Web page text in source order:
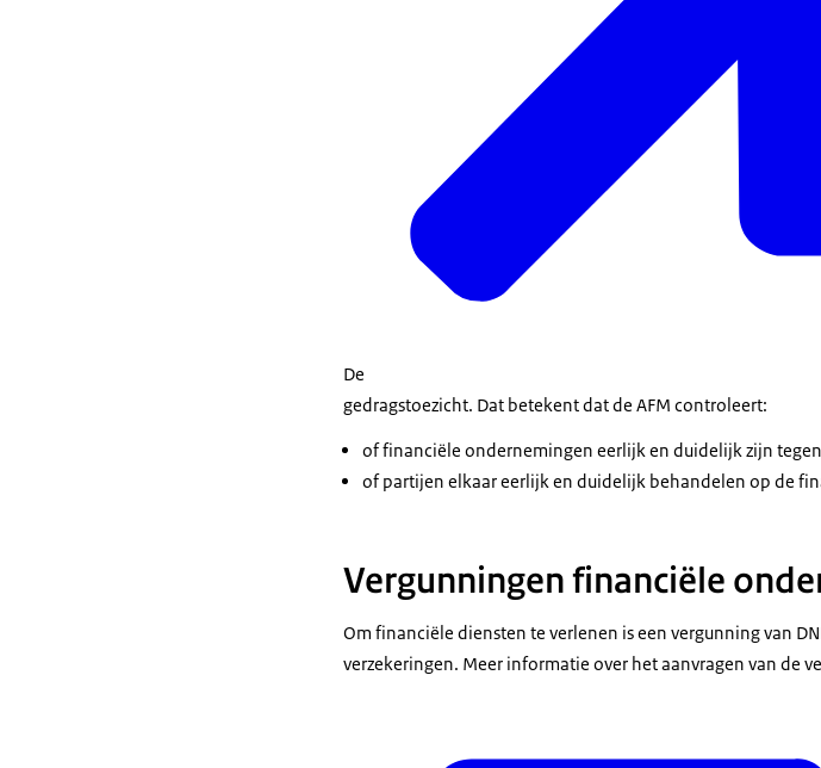
De
gedragstoezicht. Dat betekent dat de AFM controleert:
of financiële ondernemingen eerlijk en duidelijk zijn
of partijen elkaar eerlijk en duidelijk behandelen op de
Vergunningen financiële
Om financiële diensten te verlenen is een vergunning van
verzekeringen. Meer informatie over het aanvragen van de